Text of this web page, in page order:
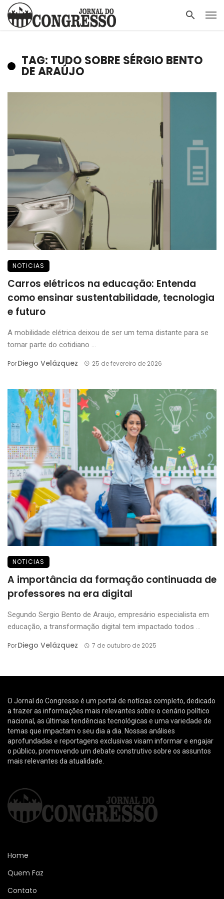
TAG: TUDO SOBRE SÉRGIO BENTO
DE ARAÚJO
NOTICIAS
Carros elétricos na educação: Entenda
como ensinar sustentabilidade, tecnologia
e futuro
A mobilidade elétrica deixou de ser um tema distante para se
tornar parte do cotidiano ...
PorDiego Velázquez 25 de fevereiro de 2026
NOTICIAS
A importância da formação continuada de
professores na era digital
Segundo Sergio Bento de Araujo, empresário especialista em
educação, a transformação digital tem impactado todos ...
PorDiego Velázquez 7 de outubro de 2025
O Jornal do Congresso é um portal de notícias completo, dedicado
a trazer as informações mais relevantes sobre o cenário político
nacional, as últimas tendências tecnológicas e uma variedade de
temas que impactam o seu dia a dia. Nossas análises
aprofundadas e reportagens exclusivas visam informar e engajar
o público, promovendo um debate construtivo sobre os assuntos
mais relevantes da atualidade.
Home
Quem Faz
Contato